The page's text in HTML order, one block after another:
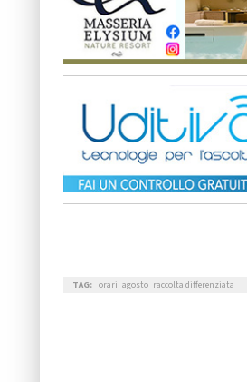
TAG: orari agosto raccolta differenziata